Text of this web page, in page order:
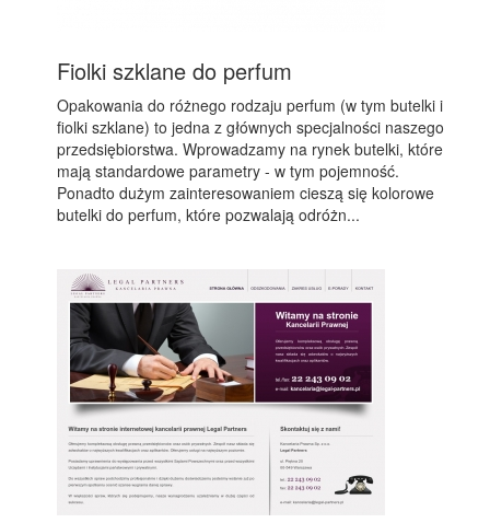
Fiolki szklane do perfum
Opakowania do różnego rodzaju perfum (w tym butelki i
fiolki szklane) to jedna z głównych specjalności naszego
przedsiębiorstwa. Wprowadzamy na rynek butelki, które
mają standardowe parametry - w tym pojemność.
Ponadto dużym zainteresowaniem cieszą się kolorowe
butelki do perfum, które pozwalają odróżn...